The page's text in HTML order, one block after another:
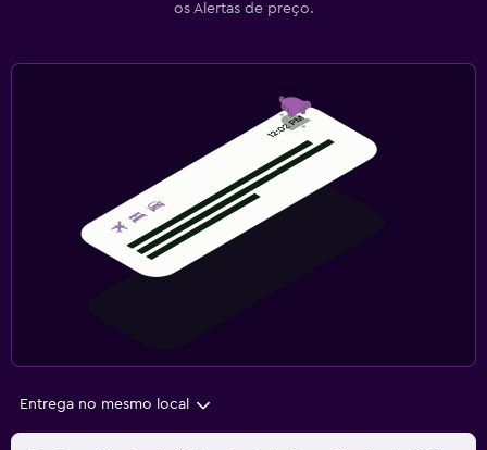
os Alertas de preço.
Entrega no mesmo local